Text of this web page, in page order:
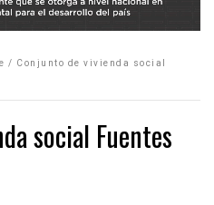
/ Conjunto de vivienda social
social Fuentes